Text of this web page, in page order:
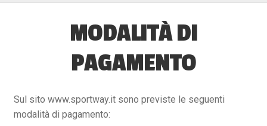
Condizioni generali di vendita
Politiche di reso
MODALITÀ DI
PAGAMENTO
Sul sito www.sportway.it sono previste le seguenti
modalità di pagamento: